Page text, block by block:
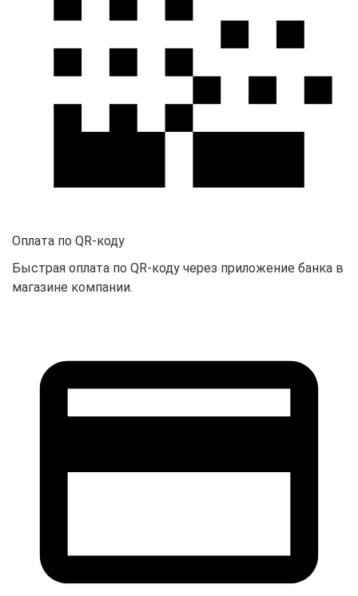
Оплата по QR-коду
Быстрая оплата по QR-коду через приложение банка в
магазине компании.